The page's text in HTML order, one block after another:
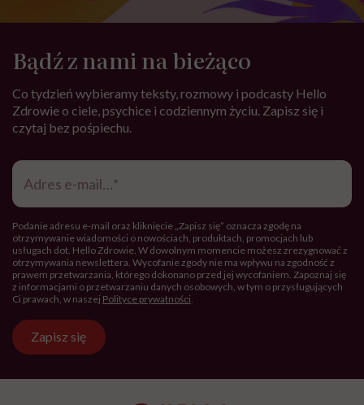
Bądź z nami na bieżąco
Co tydzień wybieramy teksty, rozmowy i podcasty Hello
Zdrowie o ciele, psychice i codziennym życiu. Zapisz się i
czytaj bez pośpiechu.
Adres
mail*
Podanie adresu e-mail oraz kliknięcie „Zapisz się” oznacza zgodę na
otrzymywanie wiadomości o nowościach, produktach, promocjach lub
usługach dot. Hello Zdrowie. W dowolnym momencie możesz zrezygnować z
otrzymywania newslettera. Wycofanie zgody nie ma wpływu na zgodność z
prawem przetwarzania, którego dokonano przed jej wycofaniem. Zapoznaj się
z informacjami o przetwarzaniu danych osobowych, w tym o przysługujących
Ci prawach, w naszej Polityce prywatności
Zapisz się